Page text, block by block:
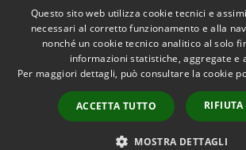
Accessibilità
Privacy
Mappa del sito
Copyright
Venegono
by
Questo sito web utilizza cookie tecnici e
necessari al corretto funzionamento e alla
nonché un cookie tecnico analitico al solo
informazioni statistiche, aggregate e
Per maggiori dettagli, può consultare la cookie
ACCETTA TUTTO RIFIUTA
MOSTRA DETTAGLI